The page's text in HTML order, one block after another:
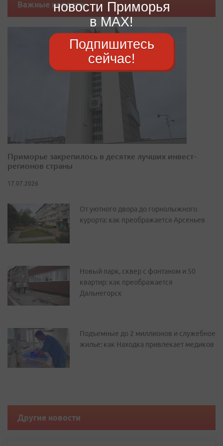
Важные новости
Приморье закрепилось в десятке лучших инвест-
регионов страны
17.07.2026
От уютного двора до горнолыжного
курорта: как преображается Арсеньев
Новый парк, сквер с фонтаном и 50
квартир: как преображается
Дальнегорск
Подъемные до 2 миллионов и служебное
жилье: как Находка привлекает медиков
Другие новости
новости Приморья
в MAX!
Подпишитесь
сейчас!